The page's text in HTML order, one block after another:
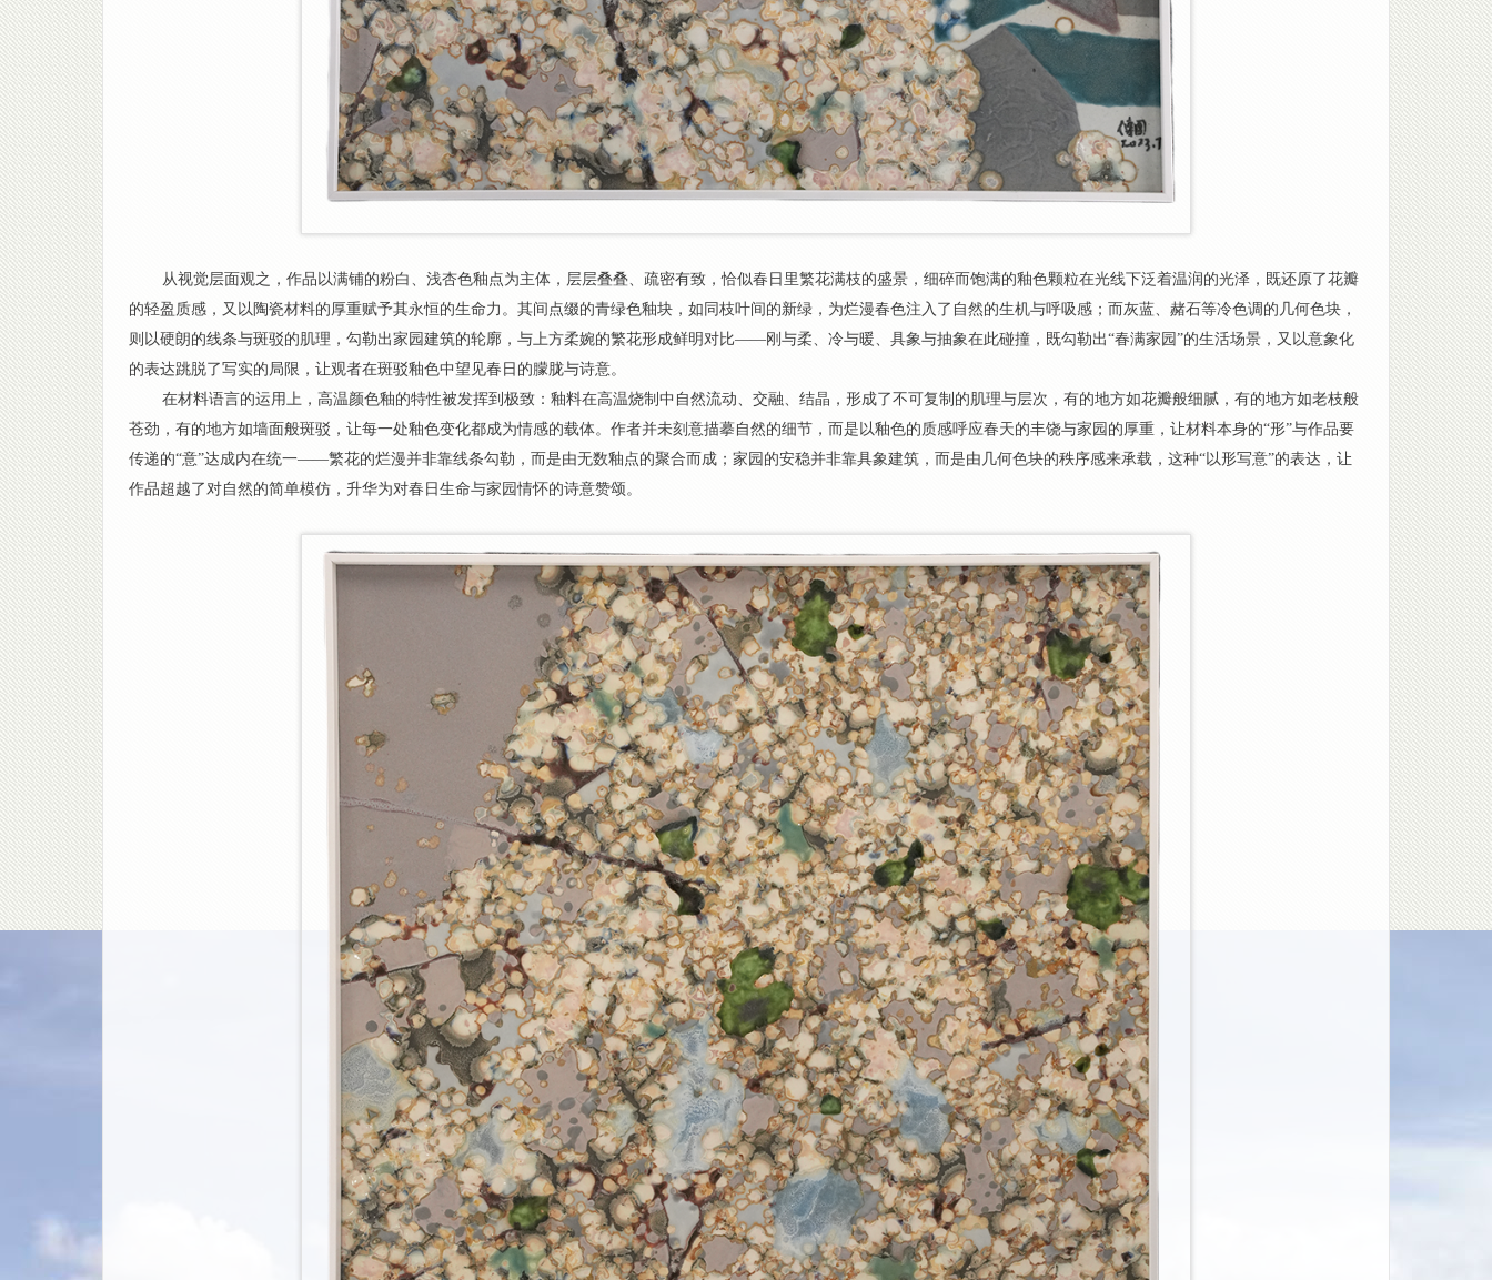
从视觉层面观之，作品以满铺的粉白、浅杏色釉点为主体，层层叠叠、疏密有致，恰似春日里繁花满枝的盛景，细碎而饱满的釉色颗粒在光线下泛着温润的光泽，既还原了花瓣
的轻盈质感，又以陶瓷材料的厚重赋予其永恒的生命力。其间点缀的青绿色釉块，如同枝叶间的新绿，为烂漫春色注入了自然的生机与呼吸感；而灰蓝、赭石等冷色调的几何色块，
则以硬朗的线条与斑驳的肌理，勾勒出家园建筑的轮廓，与上方柔婉的繁花形成鲜明对比——刚与柔、冷与暖、具象与抽象在此碰撞，既勾勒出“春满家园”的生活场景，又以意象化
的表达跳脱了写实的局限，让观者在斑驳釉色中望见春日的朦胧与诗意。
在材料语言的运用上，高温颜色釉的特性被发挥到极致：釉料在高温烧制中自然流动、交融、结晶，形成了不可复制的肌理与层次，有的地方如花瓣般细腻，有的地方如老枝般
苍劲，有的地方如墙面般斑驳，让每一处釉色变化都成为情感的载体。作者并未刻意描摹自然的细节，而是以釉色的质感呼应春天的丰饶与家园的厚重，让材料本身的“形”与作品要
传递的“意”达成内在统一——繁花的烂漫并非靠线条勾勒，而是由无数釉点的聚合而成；家园的安稳并非靠具象建筑，而是由几何色块的秩序感来承载，这种“以形写意”的表达，让
作品超越了对自然的简单模仿，升华为对春日生命与家园情怀的诗意赞颂。